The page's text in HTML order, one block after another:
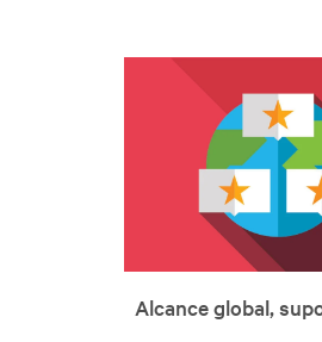
Alcance global,